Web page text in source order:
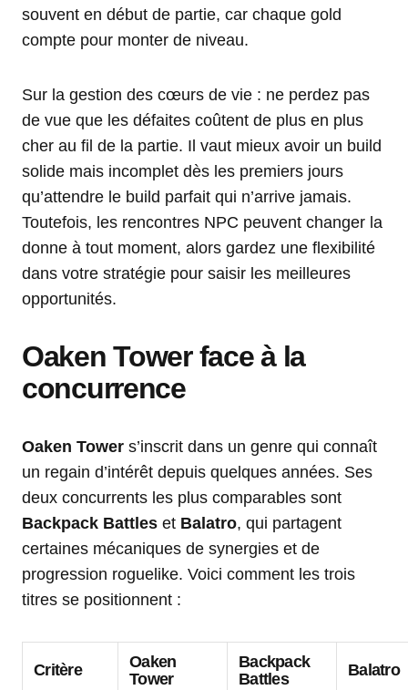
souvent en début de partie, car chaque gold
compte pour monter de niveau.
Sur la gestion des cœurs de vie : ne perdez pas
de vue que les défaites coûtent de plus en plus
cher au fil de la partie. Il vaut mieux avoir un build
solide mais incomplet dès les premiers jours
qu’attendre le build parfait qui n’arrive jamais.
Toutefois, les rencontres NPC peuvent changer la
donne à tout moment, alors gardez une flexibilité
dans votre stratégie pour saisir les meilleures
opportunités.
Oaken Tower face à la
concurrence
Oaken Tower s’inscrit dans un genre qui connaît
un regain d’intérêt depuis quelques années. Ses
deux concurrents les plus comparables sont
Backpack Battles et Balatro, qui partagent
certaines mécaniques de synergies et de
progression roguelike. Voici comment les trois
titres se positionnent :
Critère
Oaken
Tower
Backpack
Battles
Balatro